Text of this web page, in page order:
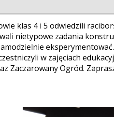
klas 4 i 5 odwiedzili
nietypowe zadania
w zajęciach
Zaczarowany Ogród.